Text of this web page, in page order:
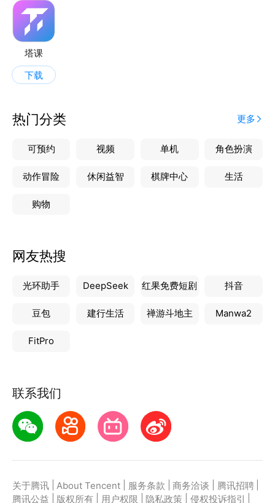
塔课
下载
热门分类 更多
可预约 视频 单机 角色扮演
动作冒险 休闲益智 棋牌中心 生活
购物
网友热搜
光环助手 DeepSeek 红果免费短剧 抖音
豆包 建行生活 禅游斗地主 Manwa2
FitPro
联系我们
关于腾讯 About Tencent 服务条款 商务洽谈 腾讯招聘
腾讯公益
版权所有 用户权限 隐私政策 侵权投诉指引